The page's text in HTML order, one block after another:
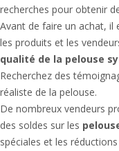
recherches pour obtenir
Avant de faire un achat, il
les produits et les
qualité de la pelouse
Recherchez des
réaliste de la pelouse.
De nombreux vendeurs
des soldes sur les
spéciales et les